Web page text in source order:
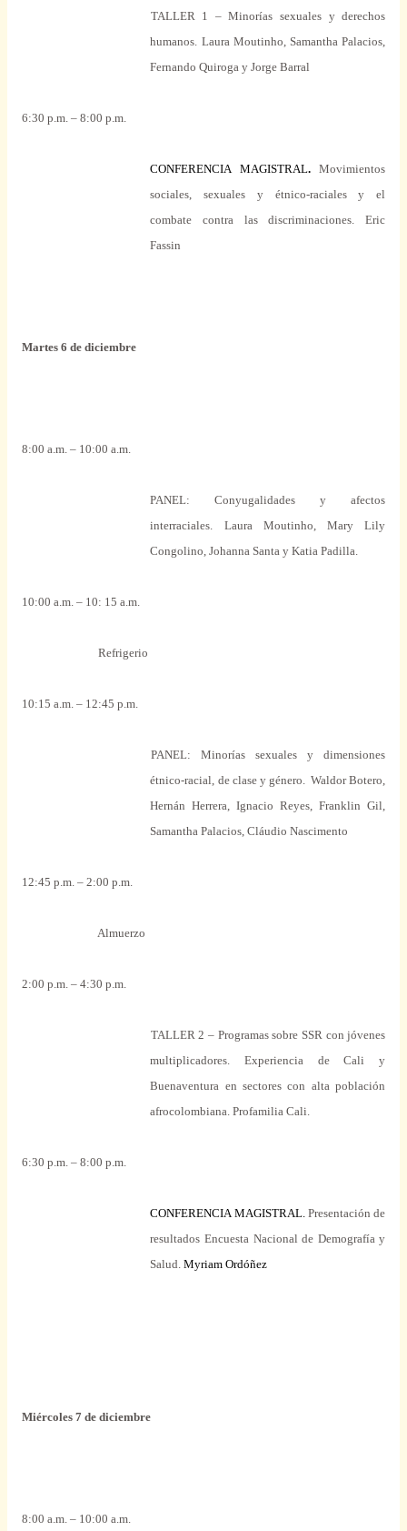
TALLER 1 – Minorías sexuales y derechos
humanos. Laura Moutinho, Samantha Palacios,
Fernando Quiroga y Jorge Barral
6:30 p.m. – 8:00 p.m.
CONFERENCIA MAGISTRAL.
Movimientos
sociales, sexuales y étnico-raciales y el
combate contra las discriminaciones.Eric
Fassin
Martes 6 de diciembre
8:00 a.m. – 10:00 a.m.
PANEL: Conyugalidades y afectos
interraciales. Laura Moutinho, Mary Lily
Congolino, Johanna Santa y Katia Padilla.
10:00 a.m. – 10: 15 a.m.
Refrigerio
10:15 a.m. – 12:45 p.m.
PANEL: Minorías sexuales y dimensiones
étnico-racial, de clase y género.
Waldor Botero,
Hernán Herrera, Ignacio Reyes, Franklin Gil,
Samantha Palacios, Cláudio Nascimento
12:45 p.m. – 2:00 p.m.
Almuerzo
2:00 p.m. – 4:30 p.m.
TALLER 2 – Programas sobre SSR con jóvenes
multiplicadores. Experiencia de Cali y
Buenaventura en sectores con alta población
afrocolombiana. Profamilia Cali.
6:30 p.m. – 8:00 p.m.
CONFERENCIA MAGISTRAL. Presentación de
resultados Encuesta Nacional de Demografía y
Salud.Myriam Ordóñez
Miércoles 7 de diciembre
8:00 a.m. – 10:00 a.m.